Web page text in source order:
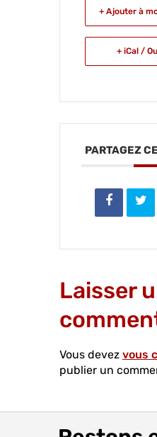
+ Ajouter à
+ iCal /
PARTAGEZ
Laisser
Vous devez vous
publier un